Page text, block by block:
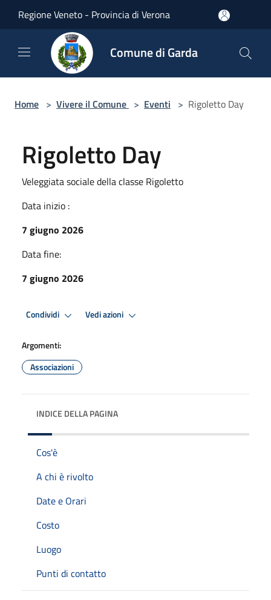
Regione Veneto - Provincia di Verona
Comune di Garda
Home > Vivere il Comune > Eventi > Rigoletto Day
Rigoletto Day
Veleggiata sociale della classe Rigoletto
Data inizio :
7 giugno 2026
Data fine:
7 giugno 2026
Condividi Vedi azioni
Argomenti:
Associazioni
INDICE DELLA PAGINA
Cos'è
A chi è rivolto
Date e Orari
Costo
Luogo
Punti di contatto